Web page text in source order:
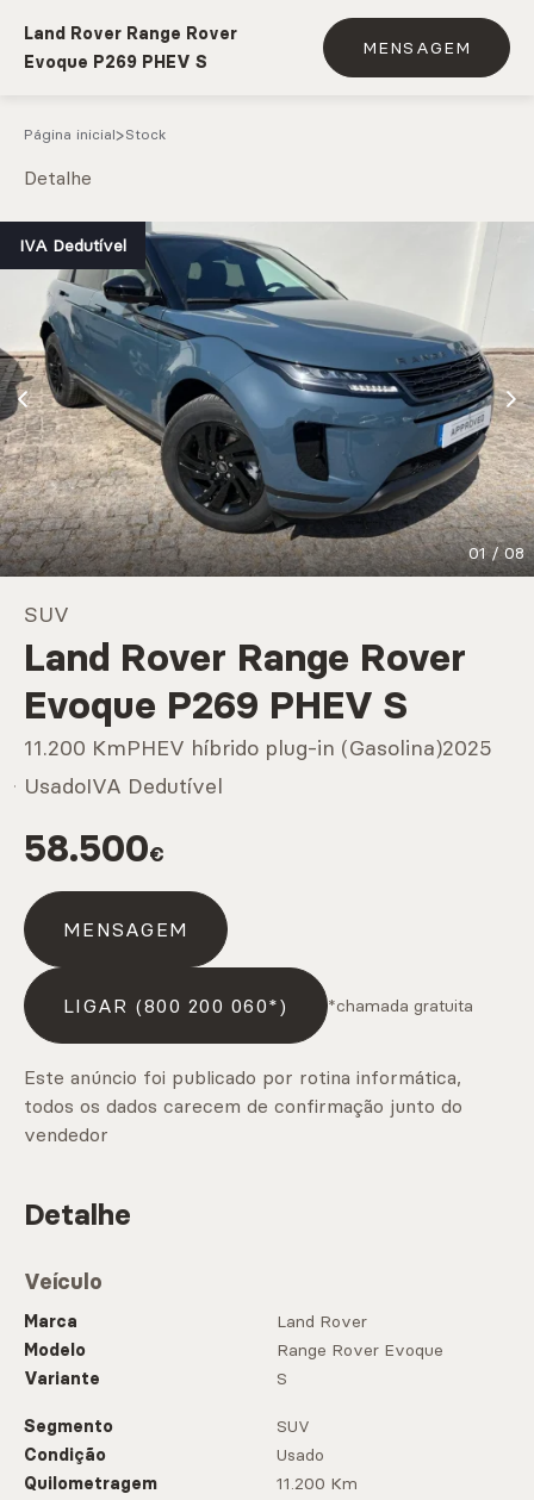
Land Rover Range Rover
Evoque P269 PHEV S
MENSAGEM
Página inicial Stock
Detalhe
01 / 08
IVA Dedutível
SUV
Land Rover Range Rover
Evoque P269 PHEV S
11.200 KmPHEV híbrido plug-in (Gasolina)2025
UsadoIVA Dedutível
58.500€
MENSAGEM
LIGAR (800 200 060*) *chamada gratuita
Este anúncio foi publicado por rotina informática,
todos os dados carecem de confirmação junto do
vendedor
Detalhe
Veículo
Marca
Land Rover
Modelo
Range Rover Evoque
Variante
S
Segmento
SUV
Condição
Usado
Quilometragem
11.200 Km
e.g. Mercedes-Benz; BMW; Ford
Stock
CARREGAR MAIS
Marcas
CARREGAR MAIS
Serviços
CARREGAR MAIS